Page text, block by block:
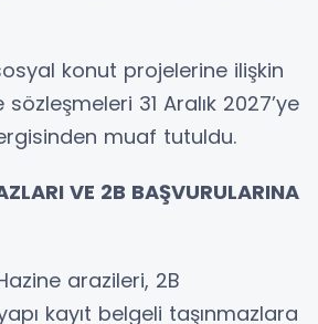
konut projelerine ilişkin
31 Aralık 2027’ye
muaf tutuldu.
VE 2B BAŞVURULARINA
arazileri, 2B
kayıt belgeli taşınmazlara